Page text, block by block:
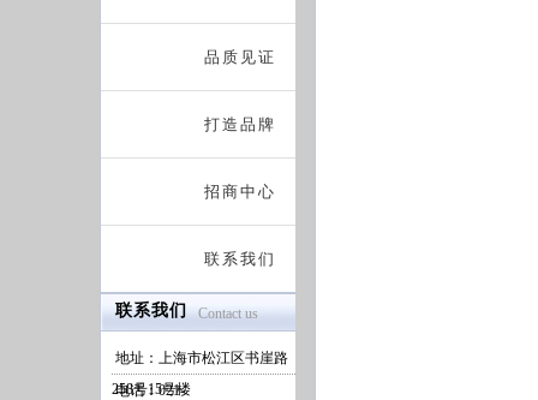
品质见证
打造品牌
招商中心
联系我们
联系我们 Contact us
地址：上海市松江区书崖路
258号15号楼
电话：021-